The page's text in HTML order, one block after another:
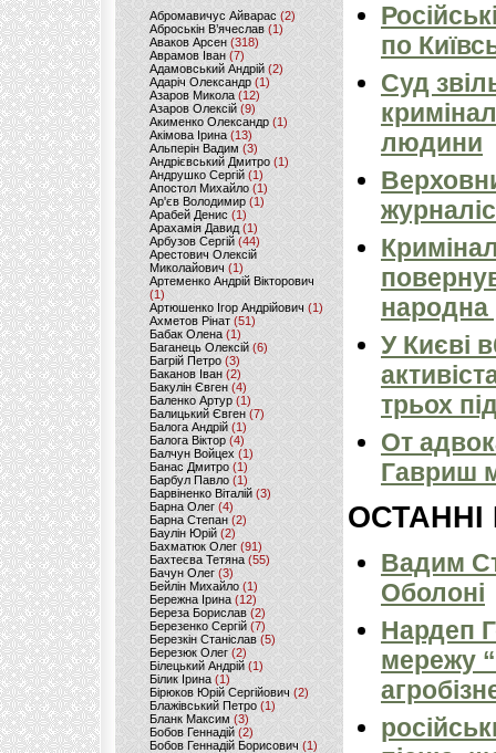
Абромавичус Айварас (2)
Аброськін В’ячеслав(1)
Аваков Арсен (318)
Аврамов Іван (7)
Адамовський Андрій(2)
Адаріч Олександр (1)
Азаров Микола (12)
Азаров Олексій (9)
Акименко Олександр(1)
Акімова Ірина(13)
Альперін Вадим (3)
Андрієвський Дмитро(1)
Андрушко Сергій(1)
Апостол Михайло(1)
Ар'єв Володимир (1)
Арабей Денис(1)
Арахамія Давид (1)
Арбузов Сергій (44)
Арестович Олексій
Миколайович(1)
Артеменко Андрій Вікторович
(1)
Артюшенко Ігор Андрійович(1)
Ахметов Рінат(51)
Бабак Олена(1)
Баганець Олексій(6)
Багрій Петро (3)
Баканов Іван(2)
Бакулін Євген (4)
Баленко Артур(1)
Балицький Євген(7)
Балога Андрій (1)
Балога Віктор (4)
Балчун Войцех (1)
Банас Дмитро (1)
Барбул Павло(1)
Барвіненко Віталій(3)
Барна Олег (4)
Барна Степан (2)
Баулін Юрій (2)
Бахматюк Олег (91)
Бахтеєва Тетяна(55)
Бачун Олег (3)
Бейлін Михайло (1)
Бережна Ірина(12)
Береза Борислав(2)
Березенко Сергій (7)
Березкін Станіслав (5)
Березюк Олег(2)
Білецький Андрій (1)
Білик Ірина (1)
Бірюков Юрій Сергійович (2)
Блажівський Петро (1)
Бланк Максим(3)
Бобов Геннадій (2)
Бобов Геннадій Борисович (1)
по
Суд
людини
народна
У Києві
трьох
От
Гавриш
ОСТАННІ
Вадим
Оболоні
Нардеп
мережу